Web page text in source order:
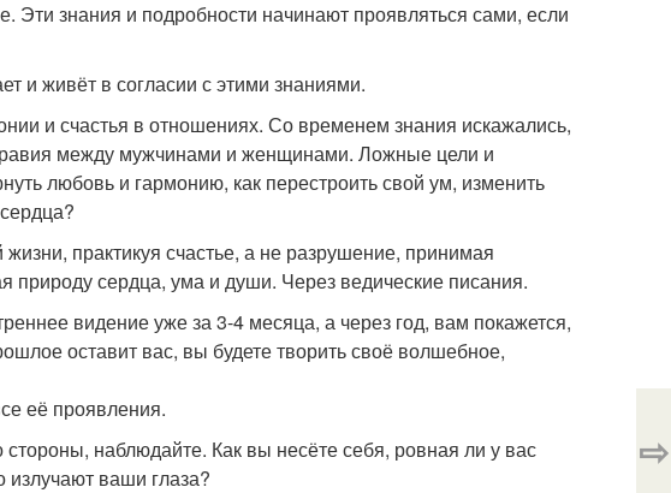
Эти знания и подробности начинают проявляться сами, если
и живёт в согласии с этими знаниями.
и счастья в отношениях. Со временем знания искажались,
между мужчинами и женщинами. Ложные цели и
любовь и гармонию, как перестроить свой ум, изменить
практикуя счастье, а не разрушение, принимая
природу сердца, ума и души. Через ведические писания.
видение уже за 3-4 месяца, а через год, вам покажется,
оставит вас, вы будете творить своё волшебное,
её проявления.
наблюдайте. Как вы несёте себя, ровная ли у вас
излучают ваши глаза?
⇨